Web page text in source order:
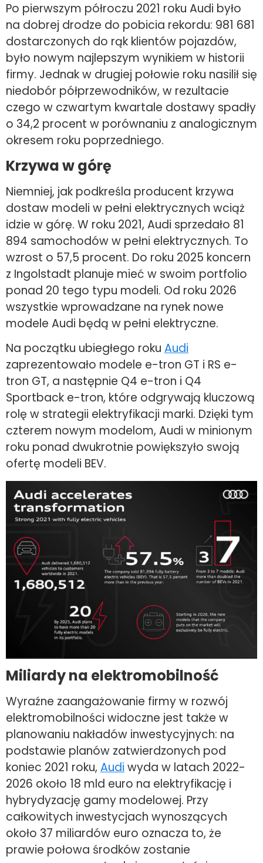
Po pierwszym półroczu 2021 roku Audi było
na dobrej drodze do pobicia rekordu: 981 681
dostarczonych do rąk klientów pojazdów,
było nowym najlepszym wynikiem w historii
firmy. Jednak w drugiej połowie roku nasilił się
niedobór półprzewodników, w rezultacie
czego w czwartym kwartale dostawy spadły
o 34,2 procent w porównaniu z analogicznym
okresem roku poprzedniego.
Krzywa w górę
Niemniej, jak podkreśla producent krzywa
dostaw modeli w pełni elektrycznych wciąż
idzie w górę. W roku 2021, Audi sprzedało 81
894 samochodów w pełni elektrycznych. To
wzrost o 57,5 procent. Do roku 2025 koncern
z Ingolstadt planuje mieć w swoim portfolio
ponad 20 tego typu modeli. Od roku 2026
wszystkie wprowadzane na rynek nowe
modele Audi będą w pełni elektryczne.
Na początku ubiegłego roku Audi
zaprezentowało modele e-tron GT i RS e-
tron GT, a następnie Q4 e-tron i Q4
Sportback e-tron, które odgrywają kluczową
rolę w strategii elektryfikacji marki. Dzięki tym
czterem nowym modelom, Audi w minionym
roku ponad dwukrotnie powiększyło swoją
ofertę modeli BEV.
Miliardy na elektromobilność
Wyraźne zaangażowanie firmy w rozwój
elektromobilności widoczne jest także w
planowaniu nakładów inwestycyjnych: na
podstawie planów zatwierdzonych pod
koniec 2021 roku, Audi wyda w latach 2022-
2026 około 18 mld euro na elektryfikację i
hybrydyzację gamy modelowej. Przy
całkowitych inwestycjach wynoszących
około 37 miliardów euro oznacza to, że
prawie połowa środków zostanie